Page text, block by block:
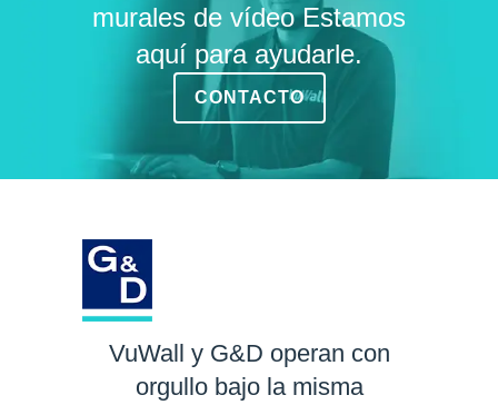
murales de vídeo Estamos
aquí para ayudarle.
CONTACTO
VuWall y G&D operan con
orgullo bajo la misma